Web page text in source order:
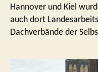
Hannover und Kiel
auch dort
Dachverbände der